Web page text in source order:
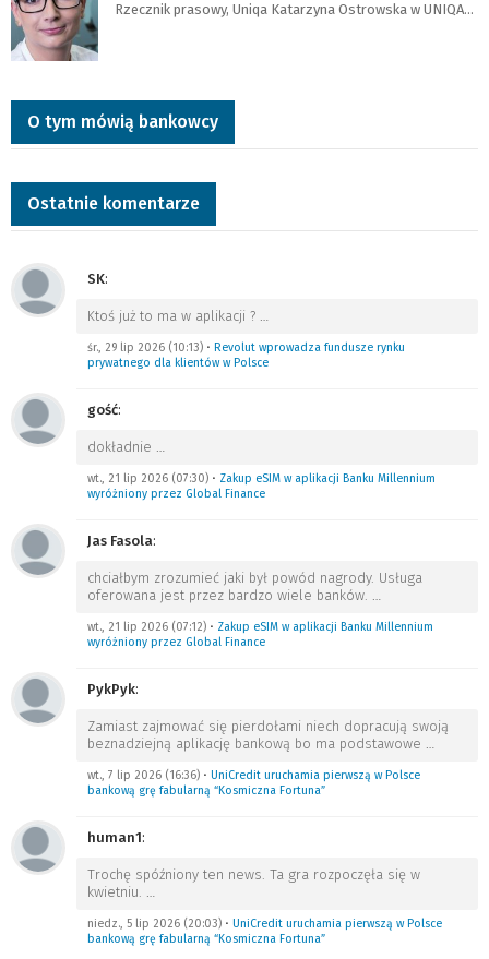
Rzecznik prasowy, Uniqa Katarzyna Ostrowska w UNIQA…
O tym mówią bankowcy
Ostatnie komentarze
SK:
Ktoś już to ma w aplikacji ? …
śr., 29 lip 2026 (10:13) • Revolut wprowadza fundusze rynku
prywatnego dla klientów w Polsce
gość:
dokładnie …
wt., 21 lip 2026 (07:30) • Zakup eSIM w aplikacji Banku Millennium
wyróżniony przez Global Finance
Jas Fasola:
chciałbym zrozumieć jaki był powód nagrody. Usługa
oferowana jest przez bardzo wiele banków. …
wt., 21 lip 2026 (07:12) • Zakup eSIM w aplikacji Banku Millennium
wyróżniony przez Global Finance
PykPyk:
Zamiast zajmować się pierdołami niech dopracują swoją
beznadziejną aplikację bankową bo ma podstawowe …
wt., 7 lip 2026 (16:36) • UniCredit uruchamia pierwszą w Polsce
bankową grę fabularną “Kosmiczna Fortuna”
human1:
Trochę spóźniony ten news. Ta gra rozpoczęła się w
kwietniu. …
niedz., 5 lip 2026 (20:03) • UniCredit uruchamia pierwszą w Polsce
bankową grę fabularną “Kosmiczna Fortuna”